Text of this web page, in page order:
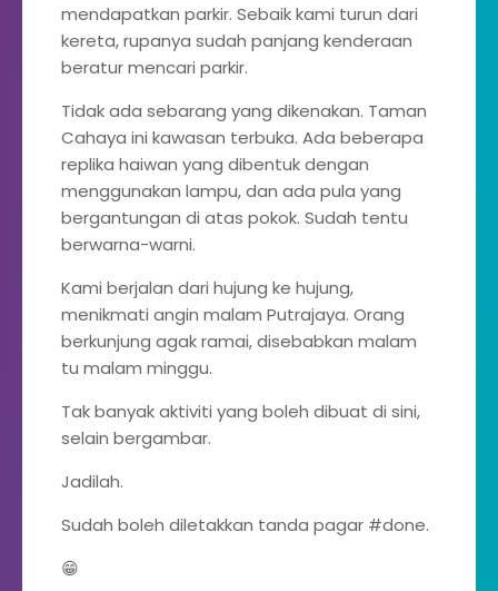
mendapatkan parkir. Sebaik kami turun dari
kereta, rupanya sudah panjang kenderaan
beratur mencari parkir.
Tidak ada sebarang yang dikenakan. Taman
Cahaya ini kawasan terbuka. Ada beberapa
replika haiwan yang dibentuk dengan
menggunakan lampu, dan ada pula yang
bergantungan di atas pokok. Sudah tentu
berwarna-warni.
Kami berjalan dari hujung ke hujung,
menikmati angin malam Putrajaya. Orang
berkunjung agak ramai, disebabkan malam
tu malam minggu.
Tak banyak aktiviti yang boleh dibuat di sini,
selain bergambar.
Jadilah.
Sudah boleh diletakkan tanda pagar #done.
😁